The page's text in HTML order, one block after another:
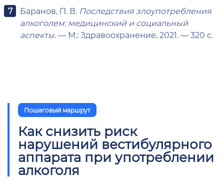
Баранов, П. В. Последствия злоупотребления
алкоголем: медицинский и социальный
аспекты. — М.: Здравоохранение, 2021. — 320 с.
Пошаговый маршрут
Как снизить риск
нарушений вестибулярного
аппарата при употреблении
алкоголя